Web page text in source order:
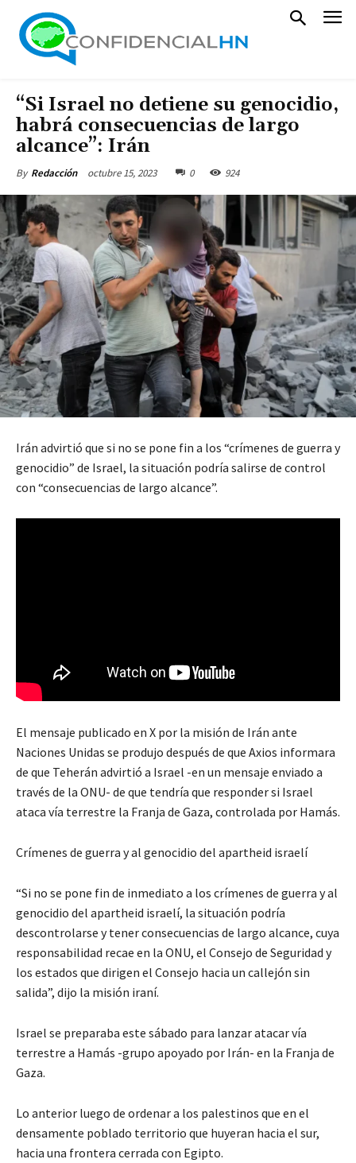
“Si Israel no detiene su genocidio,
habrá consecuencias de largo
alcance”: Irán
By Redacción octubre 15, 2023 0 924
Irán advirtió que si no se pone fin a los “crímenes de guerra y
genocidio” de Israel, la situación podría salirse de control
con “consecuencias de largo alcance”.
El mensaje publicado en X por la misión de Irán ante
Naciones Unidas se produjo después de que Axios informara
de que Teherán advirtió a Israel -en un mensaje enviado a
través de la ONU- de que tendría que responder si Israel
ataca vía terrestre la Franja de Gaza, controlada por Hamás.
Crímenes de guerra y al genocidio del apartheid israelí
“Si no se pone fin de inmediato a los crímenes de guerra y al
genocidio del apartheid israelí, la situación podría
descontrolarse y tener consecuencias de largo alcance, cuya
responsabilidad recae en la ONU, el Consejo de Seguridad y
los estados que dirigen el Consejo hacia un callejón sin
salida”, dijo la misión iraní.
Israel se preparaba este sábado para lanzar atacar vía
terrestre a Hamás -grupo apoyado por Irán- en la Franja de
Gaza.
Lo anterior luego de ordenar a los palestinos que en el
densamente poblado territorio que huyeran hacia el sur,
hacia una frontera cerrada con Egipto.